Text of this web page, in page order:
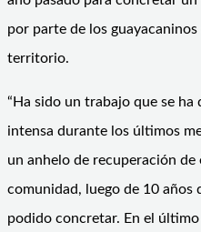
por parte de los
territorio.
“Ha sido un trabajo que se
intensa durante los últimos
un anhelo de recuperación
comunidad, luego de 10 años
podido concretar. En el